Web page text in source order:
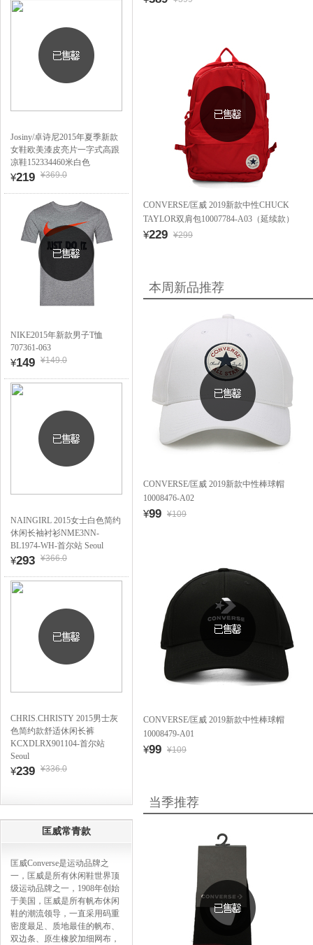
Josiny/卓诗尼2015年夏季新款
女鞋欧美漆皮亮片一字式高跟
凉鞋152334460米白色
¥219 ¥369.0
NIKE2015年新款男子T恤
707361-063
¥149 ¥149.0
NAINGIRL 2015女士白色简约
休闲长袖衬衫NME3NN-
BL1974-WH-首尔站 Seoul
¥293 ¥366.0
CHRIS.CHRISTY 2015男士灰
色简约款舒适休闲长裤
KCXDLRX901104-首尔站
Seoul
¥239 ¥336.0
匡威常青款
匡威Converse是运动品牌之
一，匡威是所有休闲鞋世界顶
级运动品牌之一，1908年创始
于美国，匡威是所有帆布休闲
鞋的潮流领导，一直采用码重
密度最足、质地最佳的帆布、
双边条、原生橡胶加细网布，
CONVERSE/匡威 2019新款中性CHUCK
TAYLOR双肩包10007784-A03（延续款）
¥229 ¥299
本周新品推荐
CONVERSE/匡威 2019新款中性棒球帽
10008476-A02
¥99 ¥109
CONVERSE/匡威 2019新款中性棒球帽
10008479-A01
¥99 ¥109
当季推荐